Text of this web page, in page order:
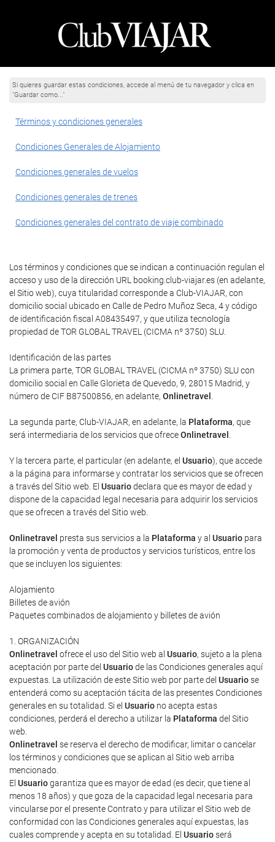
Si quieres guardar estas condiciones, accede al menú de tu navegador y clica en
"Guardar como..."
Términos y condiciones generales
Condiciones Generales de Alojamiento
Condiciones generales de vuelos
Condiciones generales de trenes
Condiciones generales del contrato de viaje combinado
Los términos y condiciones que se indican a continuación regulan el
acceso y uso de la dirección URL booking.club-viajar.es (en adelante,
el Sitio web), cuya titularidad corresponde a Club-VIAJAR, con
domicilio social ubicado en Calle de Pedro Muñoz Seca, 4 y código
de identificación fiscal A08435497, y que utiliza tecnología
propiedad de TOR GLOBAL TRAVEL (CICMA nº 3750) SLU.
Identificación de las partes
La primera parte, TOR GLOBAL TRAVEL (CICMA nº 3750) SLU con
domicilio social en Calle Glorieta de Quevedo, 9, 28015 Madrid, y
número de CIF B87500856, en adelante, Onlinetravel .
La segunda parte, Club-VIAJAR, en adelante, la Plataforma, que
será intermediaria de los servicios que ofreceOnlinetravel .
Y la tercera parte, el particular (en adelante, el Usuario), que accede
a la página para informarse y contratar los servicios que se ofrecen
a través del Sitio web. El Usuariodeclara que es mayor de edad y
dispone de la capacidad legal necesaria para adquirir los servicios
que se ofrecen a través del Sitio web.
Onlinetravel presta sus servicios a la Plataforma y al Usuario para
la promoción y venta de productos y servicios turísticos, entre los
que se incluyen los siguientes:
Alojamiento
Billetes de avión
Paquetes combinados de alojamiento y billetes de avión
1. ORGANIZACIÓN
Onlinetravel ofrece el uso del Sitio web al Usuario, sujeto a la plena
aceptación por parte del Usuariode las Condiciones generales aquí
expuestas. La utilización de este Sitio web por parte del Usuariose
entenderá como su aceptación tácita de las presentes Condiciones
generales en su totalidad. Si el Usuario no acepta estas
condiciones, perderá el derecho a utilizar la Plataforma del Sitio
web.
Onlinetravel se reserva el derecho de modificar, limitar o cancelar
los términos y condiciones que se aplican al Sitio web arriba
mencionado.
El Usuariogarantiza que es mayor de edad (es decir, que tiene al
menos 18 años) y que goza de la capacidad legal necesaria para
vincularse por el presente Contrato y para utilizar el Sitio web de
conformidad con las Condiciones generales aquí expuestas, las
cuales comprende y acepta en su totalidad. El Usuarioserá